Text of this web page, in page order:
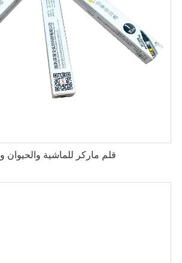
قلم ماركر للماشية والحيوان